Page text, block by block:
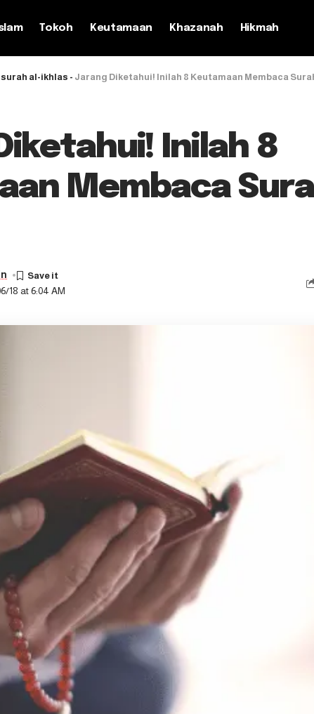
Tokoh Keutamaan Khazanah Hikmah
al-ikhlas - Jarang Diketahui! Inilah 8 Keutamaan Membaca
Inilah 8
Membaca
18 at 6:04 AM